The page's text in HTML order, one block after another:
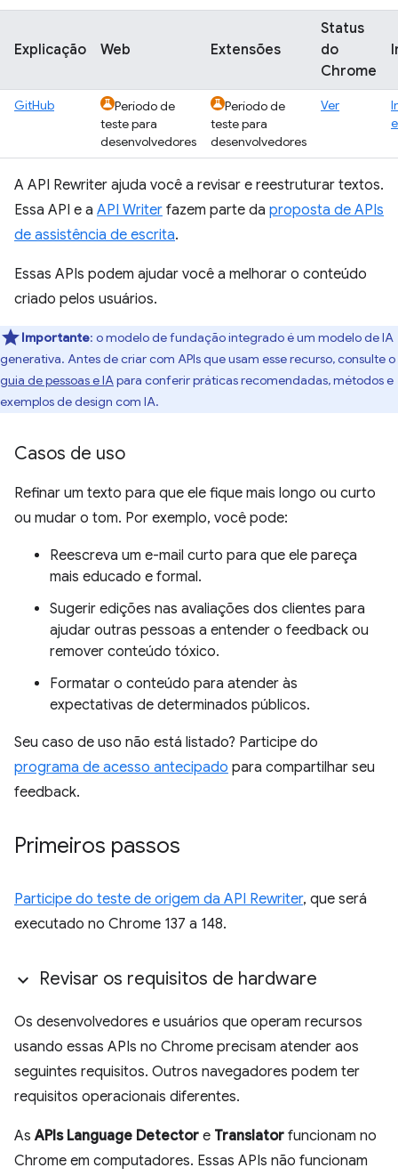
Explicação Web Extensões
Status
do
Chrome
GitHub
Período de
teste para
desenvolvedores
Período de
teste para
desenvolvedores
Ver
A API Rewriter ajuda você a revisar e reestruturar textos.
Essa API e a API Writer fazem parte da proposta de APIs
de assistência de escrita.
Essas APIs podem ajudar você a melhorar o conteúdo
criado pelos usuários.
Importante: o modelo de fundação integrado é um modelo de IA
generativa. Antes de criar com APIs que usam esse recurso, consulte o
guia de pessoas e IApara conferir práticas recomendadas, métodos e
exemplos de design com IA.
Casos de uso
Refinar um texto para que ele fique mais longo ou curto
ou mudar o tom. Por exemplo, você pode:
Reescreva um e-mail curto para que ele pareça
mais educado e formal.
Sugerir edições nas avaliações dos clientes para
ajudar outras pessoas a entender o feedback ou
remover conteúdo tóxico.
Formatar o conteúdo para atender às
expectativas de determinados públicos.
Seu caso de uso não está listado? Participe do
programa de acesso antecipado para compartilhar seu
feedback.
Primeiros passos
Participe do teste de origem da API Rewriter, que será
executado no Chrome 137 a 148.
Revisar os requisitos de hardware
Os desenvolvedores e usuários que operam recursos
usando essas APIs no Chrome precisam atender aos
seguintes requisitos. Outros navegadores podem ter
requisitos operacionais diferentes.
AsAPIs Language Detector e Translator funcionam no
Chrome em computadores. Essas APIs não funcionam